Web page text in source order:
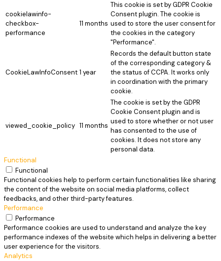
cookielawinfo-
checkbox-
performance
11 months
This cookie is set by GDPR Cookie
Consent plugin. The cookie is
used to store the user consent for
the cookies in the category
"Performance".
CookieLawInfoConsent 1 year
Records the default button state
of the corresponding category &
the status of CCPA. It works only
in coordination with the primary
cookie.
viewed_cookie_policy 11 months
The cookie is set by the GDPR
Cookie Consent plugin and is
used to store whether or not user
has consented to the use of
cookies. It does not store any
personal data.
Functional
Functional
Functional cookies help to perform certain functionalities like sharing
the content of the website on social media platforms, collect
feedbacks, and other third-party features.
Performance
Performance
Performance cookies are used to understand and analyze the key
performance indexes of the website which helps in delivering a better
user experience for the visitors.
Analytics